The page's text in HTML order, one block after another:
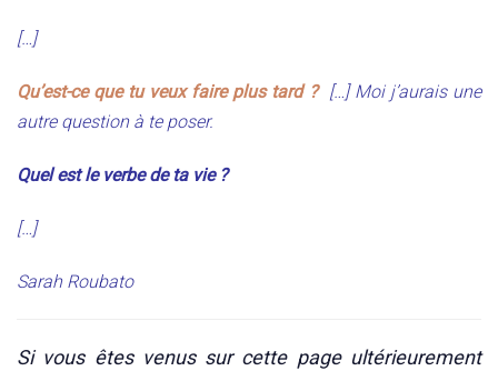
[…]
Qu’est-ce que tu veux faire plus tard ?[…] Moi j’aurais une
autre question à te poser.
Quel est le verbe de ta vie ?
[…]
Sarah Roubato
Si vous êtes venus sur cette page ultérieurement